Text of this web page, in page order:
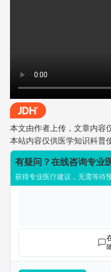
本文由作者上传，文章内容
本站内容仅供医学知识科普
有疑问？在线咨询专业
获得专业医疗建议，无需等待